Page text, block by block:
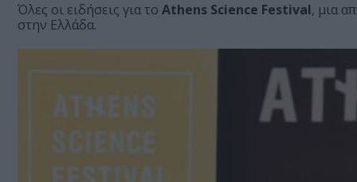
Όλες οι ειδήσεις για το Athens Science Festival, μια
στην Ελλάδα.